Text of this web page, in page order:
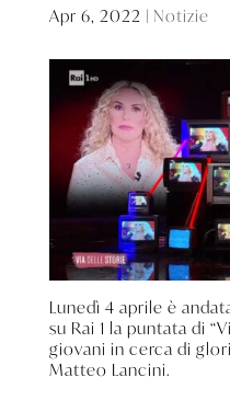
Apr 6, 2022 | Notizie
Lunedì 4 aprile è
su Rai 1 la puntata di
giovani in cerca di
Matteo Lancini.